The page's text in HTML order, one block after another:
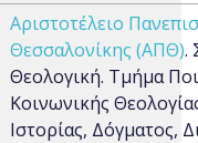
Αριστοτέλειο
Θεσσαλονίκης (ΑΠΘ).
Θεολογική. Τμήμα
Κοινωνικής
Ιστορίας, Δόγματος,